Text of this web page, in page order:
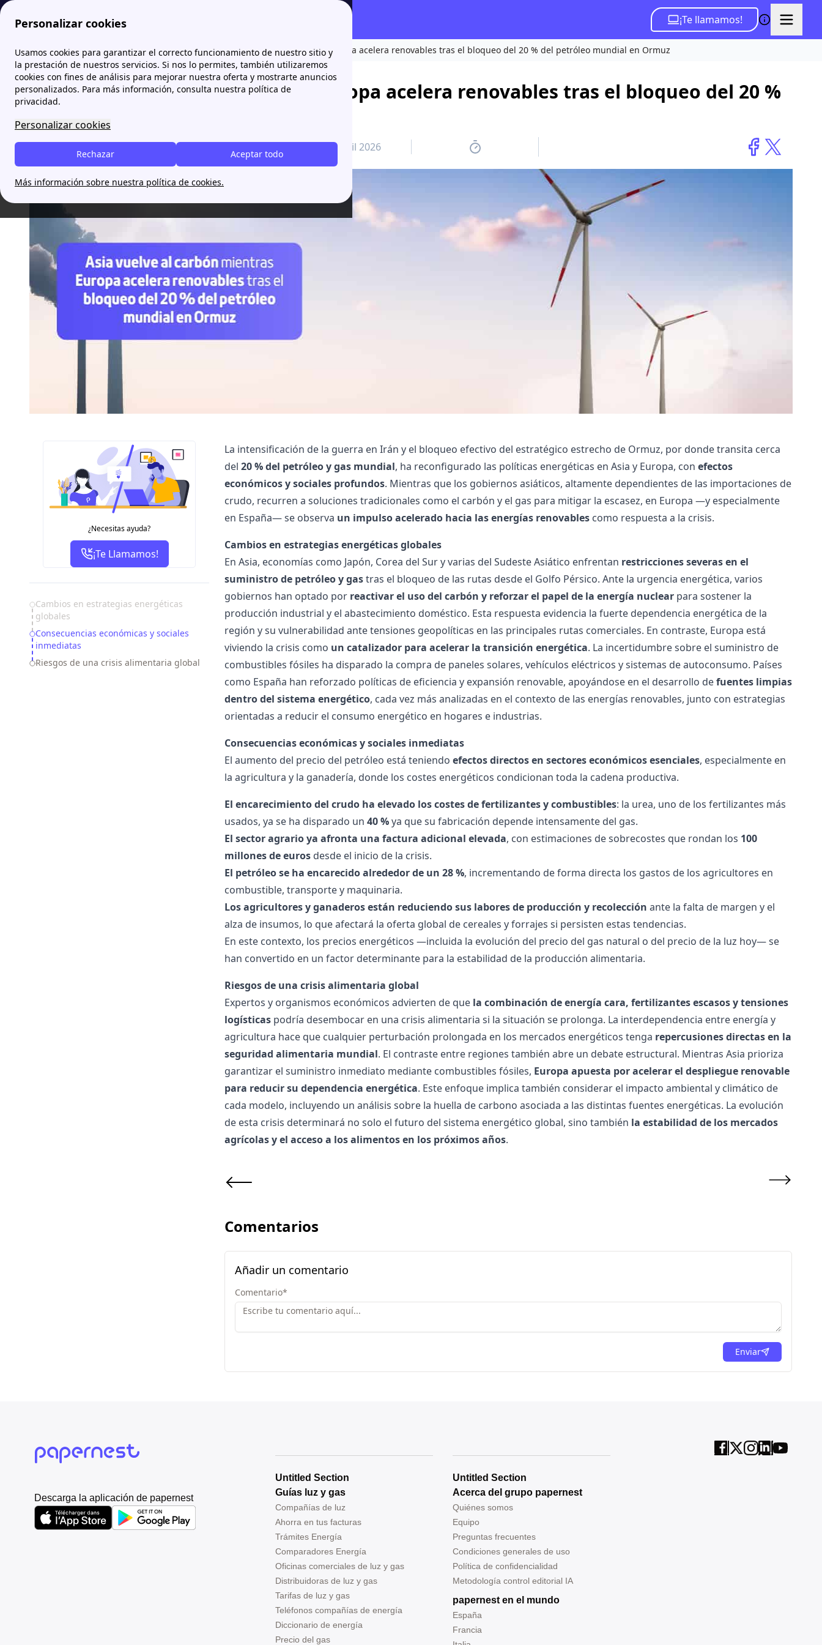
Personalizar cookies
Usamos cookies para garantizar el correcto funcionamiento de nuestro sitio y
la prestación de nuestros servicios. Si nos lo permites, también utilizaremos
cookies con fines de análisis para mejorar nuestra oferta y mostrarte anuncios
personalizados. Para más información, consulta nuestra política de
privacidad.
Personalizar cookies
Aceptar todo
Rechazar
Más información sobre nuestra política de cookies.
¡Te llamamos!
Papernest.es blog Asia vuelve al carbón mientras Europa acelera renovables tras el bloqueo del 20 % del petróleo mundial en Ormuz
Asia vuelve al carbón mientras Europa acelera renovables tras el bloqueo del 20 %
7 avril 2026
¿Necesitas ayuda?
¡Te Llamamos!
Table of Contents
Cambios en estrategias energéticas
globales
Consecuencias económicas y sociales
inmediatas
Riesgos de una crisis alimentaria global
La intensificación de la guerra en Irán y el bloqueo efectivo del estratégico estrecho de Ormuz, por donde transita cerca
del 20 % del petróleo y gas mundial, ha reconfigurado las políticas energéticas en Asia y Europa, con efectos
económicos y sociales profundos. Mientras que los gobiernos asiáticos, altamente dependientes de las importaciones de
crudo, recurren a soluciones tradicionales como el carbón y el gas para mitigar la escasez, en Europa —y especialmente
en España— se observa un impulso acelerado hacia las energías renovables como respuesta a la crisis.
Cambios en estrategias energéticas globales
En Asia, economías como Japón, Corea del Sur y varias del Sudeste Asiático enfrentan restricciones severas en el
suministro de petróleo y gastras el bloqueo de las rutas desde el Golfo Pérsico. Ante la urgencia energética, varios
gobiernos han optado por reactivar el uso del carbón y reforzar el papel de la energía nuclear para sostener la
producción industrial y el abastecimiento doméstico. Esta respuesta evidencia la fuerte dependencia energética de la
región y su vulnerabilidad ante tensiones geopolíticas en las principales rutas comerciales. En contraste, Europa está
viviendo la crisis como un catalizador para acelerar la transición energética. La incertidumbre sobre el suministro de
combustibles fósiles ha disparado la compra de paneles solares, vehículos eléctricos y sistemas de autoconsumo. Países
como España han reforzado políticas de eficiencia y expansión renovable, apoyándose en el desarrollo defuentes limpias
dentro del sistema energético, cada vez más analizadas en el contexto de las energías renovables, junto con estrategias
orientadas a reducir el consumo energético en hogares e industrias.
Consecuencias económicas y sociales inmediatas
El aumento del precio del petróleo está teniendo efectos directos en sectores económicos esenciales, especialmente en
la agricultura y la ganadería, donde los costes energéticos condicionan toda la cadena productiva.
El encarecimiento del crudo ha elevado los costes de fertilizantes y combustibles: la urea, uno de los fertilizantes más
usados, ya se ha disparado un 40 %ya que su fabricación depende intensamente del gas.
El sector agrario ya afronta una factura adicional elevada, con estimaciones de sobrecostes que rondan los 100
millones de euros desde el inicio de la crisis.
El petróleo se ha encarecido alrededor de un 28 %, incrementando de forma directa los gastos de los agricultores en
combustible, transporte y maquinaria.
Los agricultores y ganaderos están reduciendo sus labores de producción y recolección ante la falta de margen y el
alza de insumos, lo que afectará la oferta global de cereales y forrajes si persisten estas tendencias.
En este contexto, los precios energéticos —incluida la evolución del precio del gas natural o del precio de la luz hoy— se
han convertido en un factor determinante para la estabilidad de la producción alimentaria.
Riesgos de una crisis alimentaria global
Expertos y organismos económicos advierten de que la combinación de energía cara, fertilizantes escasos y tensiones
logísticas podría desembocar en una crisis alimentaria si la situación se prolonga. La interdependencia entre energía y
agricultura hace que cualquier perturbación prolongada en los mercados energéticos tenga repercusiones directas en la
seguridad alimentaria mundial. El contraste entre regiones también abre un debate estructural. Mientras Asia prioriza
garantizar el suministro inmediato mediante combustibles fósiles, Europa apuesta por acelerar el despliegue renovable
para reducir su dependencia energética. Este enfoque implica también considerar el impacto ambiental y climático de
cada modelo, incluyendo un análisis sobre la huella de carbono asociada a las distintas fuentes energéticas. La evolución
de esta crisis determinará no solo el futuro del sistema energético global, sino también la estabilidad de los mercados
agrícolas y el acceso a los alimentos en los próximos años.
Comentarios
Añadir un comentario
Comentario*
Enviar
Descarga la aplicación de papernest
Untitled Section
Guías luz y gas
Compañías de luz
Ahorra en tus facturas
Trámites Energía
Comparadores Energía
Oficinas comerciales de luz y gas
Distribuidoras de luz y gas
Tarifas de luz y gas
Teléfonos compañías de energía
Diccionario de energía
Precio del gas
Untitled Section
Acerca del grupo papernest
Quiénes somos
Equipo
Preguntas frecuentes
Condiciones generales de uso
Política de confidencialidad
Metodología control editorial IA
papernest en el mundo
España
Francia